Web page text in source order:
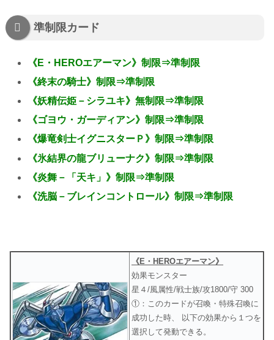
準制限カード
《E・HEROエアーマン》制限⇒準制限
《終末の騎士》制限⇒準制限
《妖精伝姫－シラユキ》無制限⇒準制限
《ゴヨウ・ガーディアン》制限⇒準制限
《爆竜剣士イグニスターＰ》制限⇒準制限
《氷結界の龍ブリューナク》制限⇒準制限
《炎舞－「天キ」》制限⇒準制限
《洗脳－ブレインコントロール》制限⇒準制限
《E・HEROエアーマン》
効果モンスター
星４/風属性/戦士族/攻1800/守 300
①：このカードが召喚・特殊召喚に
成功した時、 以下の効果から１つを
選択して発動できる。